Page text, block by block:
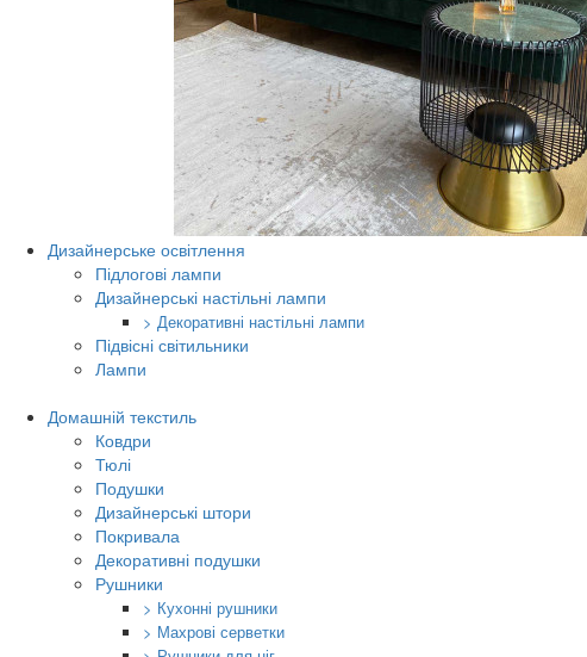
Дизайнерське освітлення
Підлогові лампи
Дизайнерські настільні лампи
> Декоративні настільні лампи
Підвісні світильники
Лампи
Домашній текстиль
Ковдри
Тюлі
Подушки
Дизайнерські штори
Покривала
Декоративні подушки
Рушники
> Кухонні рушники
> Махрові серветки